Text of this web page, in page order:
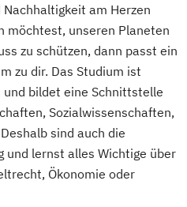
EN)
IT-Management
für
Informatik
Management
Arbeit
und Klinische Soziale
and Resource
Design and
and
and
Technology of
am Herzen
möchtest, unseren Planeten
zu schützen, dann passt ein
zu dir. Das Studium ist
bildet eine Schnittstelle
Sozialwissenschaften,
sind auch die
und lernst alles Wichtige über
Ökonomie oder